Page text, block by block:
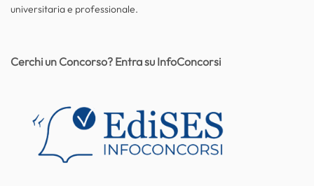
universitaria e professionale.
Cerchi un Concorso? Entra su InfoConcorsi